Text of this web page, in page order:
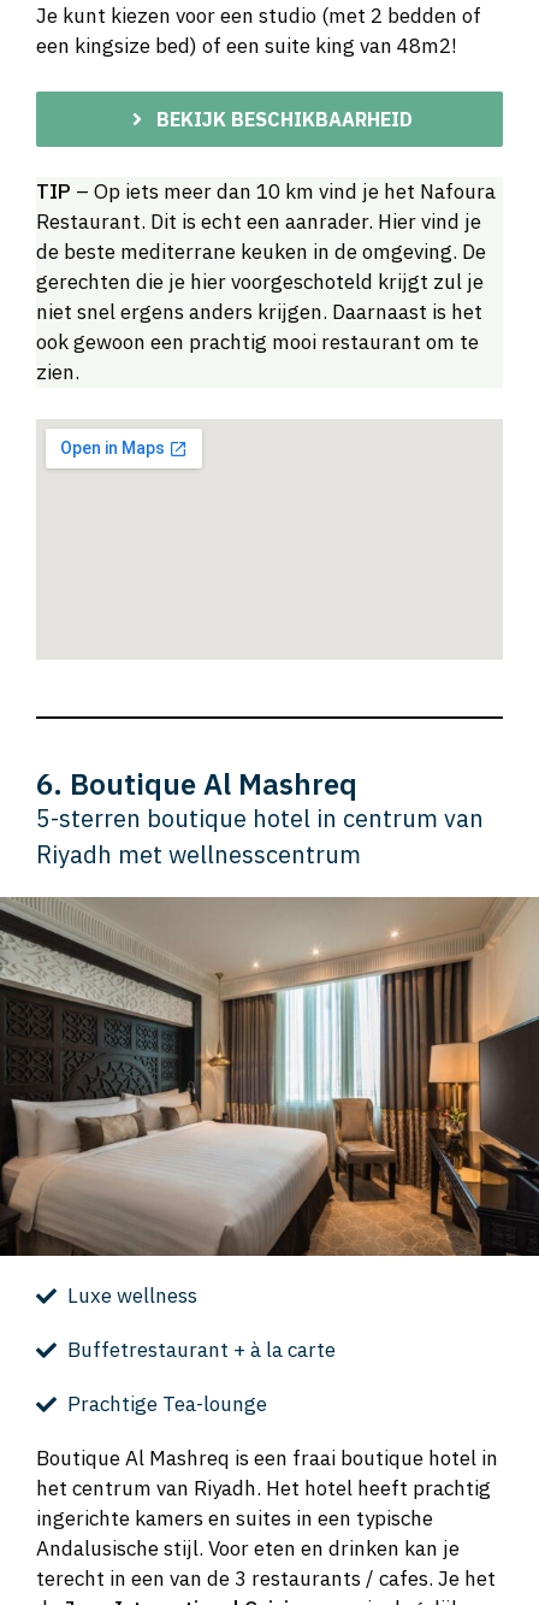
Je kunt kiezen voor een studio (met 2 bedden of
een kingsize bed) of een suite king van 48m2!
BEKIJK BESCHIKBAARHEID
TIP – Op iets meer dan 10 km vind je het Nafoura
Restaurant. Dit is echt een aanrader. Hier vind je
de beste mediterrane keuken in de omgeving. De
gerechten die je hier voorgeschoteld krijgt zul je
niet snel ergens anders krijgen. Daarnaast is het
ook gewoon een prachtig mooi restaurant om te
zien.
6. Boutique Al Mashreq
5-sterren boutique hotel in centrum van
Riyadh met wellnesscentrum
Luxe wellness
Buffetrestaurant + à la carte
Prachtige Tea-lounge
Boutique Al Mashreq is een fraai boutique hotel in
het centrum van Riyadh. Het hotel heeft prachtig
ingerichte kamers en suites in een typische
Andalusische stijl. Voor eten en drinken kan je
terecht in een van de 3 restaurants / cafes. Je het